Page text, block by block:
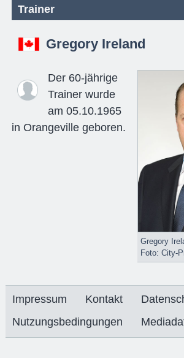
Trainer
Gregory Ireland
Gregory
Foto: City-
Der 60-jährige
Trainer wurde
am 05.10.1965
in Orangeville geboren.
Impressum Kontakt
Nutzungsbedingungen